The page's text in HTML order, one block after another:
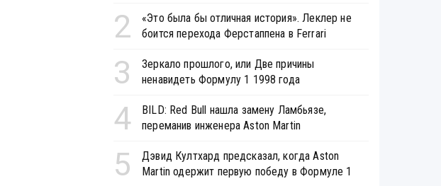
2
«Это была бы отличная история». Леклер не
боится перехода Ферстаппена в Ferrari
3
Зеркало прошлого, или Две причины
ненавидеть Формулу 1 1998 года
4
BILD: Red Bull нашла замену Ламбьязе,
переманив инженера Aston Martin
5
Дэвид Култхард предсказал, когда Aston
Martin одержит первую победу в Формуле 1